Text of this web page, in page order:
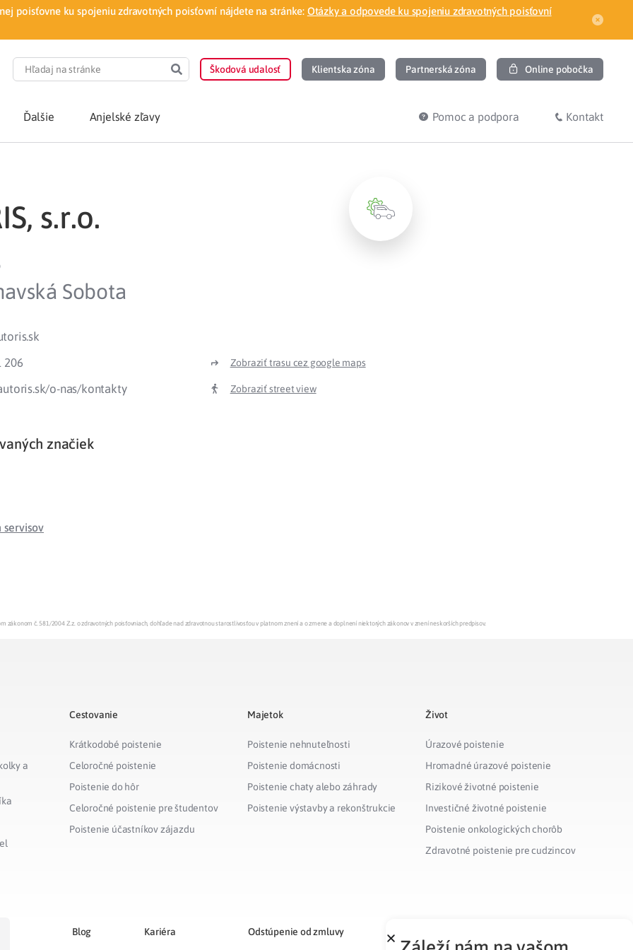
poisťovne ku spojeniu zdravotných poisťovní nájdete na stránke: Otázky a odpovede ku spojeniu zdravotných poisťovní
Škodová udalosť Klientska zóna Partnerská zóna Online pobočka
poisťovne
aplikácia
v pohodlí domova
pre cudzincov
Ďalšie Anjelské zľavy Pomoc a podpora Kontakt
s.r.o.
Sobota
206
o-nas/kontakty
Zobraziť trasu cez google maps
Zobraziť street view
značiek
servisov
zákonom č. 581/2004 Z.z. o zdravotných poisťovniach, dohľade nad zdravotnou starostlivosťou v platnom znení a o zmene a doplnení niektorých zákonov v znení neskorších predpisov.
a
Cestovanie
Krátkodobé poistenie
Celoročné poistenie
Poistenie do hôr
Celoročné poistenie pre študentov
Poistenie účastníkov zájazdu
Majetok
Poistenie nehnuteľnosti
Poistenie domácnosti
Poistenie chaty alebo záhrady
Poistenie výstavby a rekonštrukcie
Život
Úrazové poistenie
Hromadné úrazové poistenie
Rizikové životné poistenie
Investičné životné poistenie
Poistenie onkologických chorôb
Zdravotné poistenie pre cudzincov
Blog Kariéra Odstúpenie od zmluvy